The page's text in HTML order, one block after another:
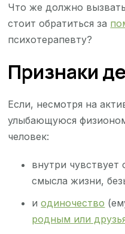
Что же должно
стоит обратиться за
психотерапевту?
Признаки
Если, несмотря на
улыбающуюся
человек:
внутри чувствует
смысла жизни,
иодиночество
родным или